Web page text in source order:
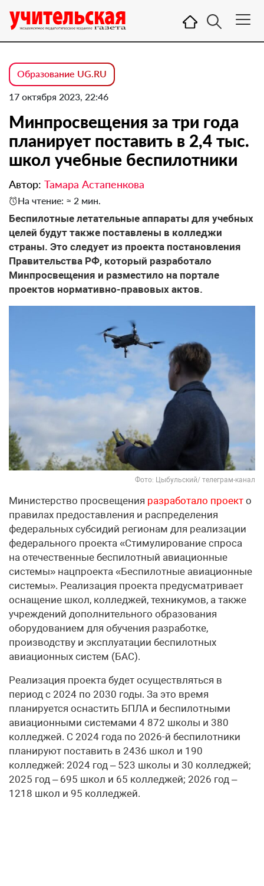
Образование UG.RU
17 октября 2023, 22:46
Минпросвещения за три года
планирует поставить в 2,4 тыс.
школ учебные беспилотники
Автор: Тамара Астапенкова
На чтение: ≈ 2 мин.
Беспилотные летательные аппараты для учебных
целей будут также поставлены в колледжи
страны. Это следует из проекта постановления
Правительства РФ, который разработало
Минпросвещения и разместило на портале
проектов нормативно-правовых актов.
Фото: Цыбульский/ телеграм-канал
Министерство просвещения разработало проект о
правилах предоставления и распределения
федеральных субсидий регионам для реализации
федерального проекта «Стимулирование спроса
на отечественные беспилотный авиационные
системы» нацпроекта «Беспилотные авиационные
системы». Реализация проекта предусматривает
оснащение школ, колледжей, техникумов, а также
учреждений дополнительного образования
оборудованием для обучения разработке,
производству ‎и эксплуатации беспилотных
авиационных систем (БАС).
Реализация проекта будет осуществляться в
период с 2024 по 2030 годы. За это время
планируется оснастить БПЛА и беспилотными
авиационными системами 4 872 школы и 380
колледжей. С 2024 года по 2026-й беспилотники
планируют поставить в 2436 школ и 190
колледжей: 2024 год – 523 школы и 30 колледжей;
2025 год – 695 школ и 65 колледжей; 2026 год –
1218 школ и 95 колледжей.